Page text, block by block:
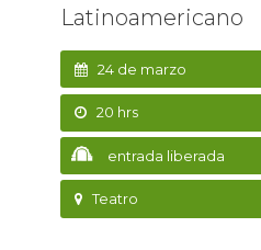
Latinoamericano
24 de marzo
20 hrs
entrada liberada
Teatro